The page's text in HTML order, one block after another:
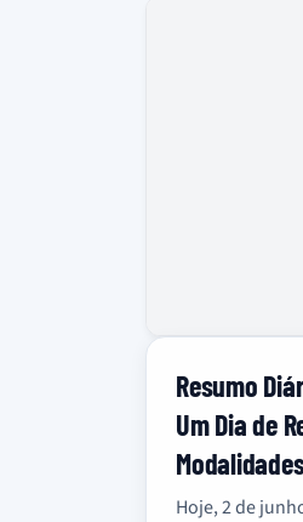
Resumo
Um Dia de
Hoje, 2 de